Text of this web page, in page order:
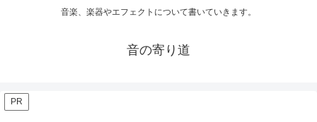
音楽、楽器やエフェクトについて書いていきます。
音の寄り道
PR